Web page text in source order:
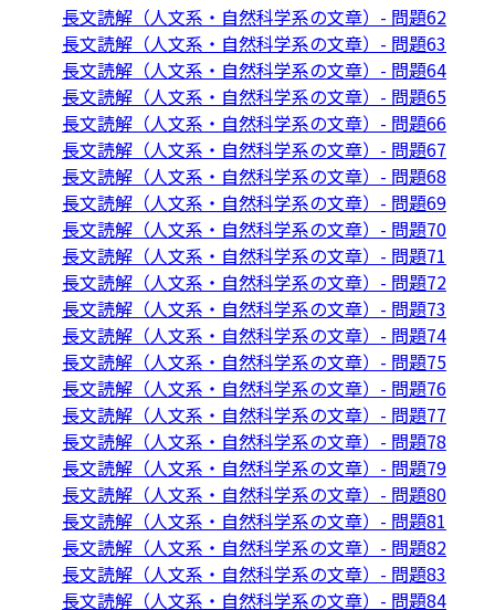
長文読解（人文系・自然科学系の文章）- 問題62
長文読解（人文系・自然科学系の文章）- 問題63
長文読解（人文系・自然科学系の文章）- 問題64
長文読解（人文系・自然科学系の文章）- 問題65
長文読解（人文系・自然科学系の文章）- 問題66
長文読解（人文系・自然科学系の文章）- 問題67
長文読解（人文系・自然科学系の文章）- 問題68
長文読解（人文系・自然科学系の文章）- 問題69
長文読解（人文系・自然科学系の文章）- 問題70
長文読解（人文系・自然科学系の文章）- 問題71
長文読解（人文系・自然科学系の文章）- 問題72
長文読解（人文系・自然科学系の文章）- 問題73
長文読解（人文系・自然科学系の文章）- 問題74
長文読解（人文系・自然科学系の文章）- 問題75
長文読解（人文系・自然科学系の文章）- 問題76
長文読解（人文系・自然科学系の文章）- 問題77
長文読解（人文系・自然科学系の文章）- 問題78
長文読解（人文系・自然科学系の文章）- 問題79
長文読解（人文系・自然科学系の文章）- 問題80
長文読解（人文系・自然科学系の文章）- 問題81
長文読解（人文系・自然科学系の文章）- 問題82
長文読解（人文系・自然科学系の文章）- 問題83
長文読解（人文系・自然科学系の文章）- 問題84